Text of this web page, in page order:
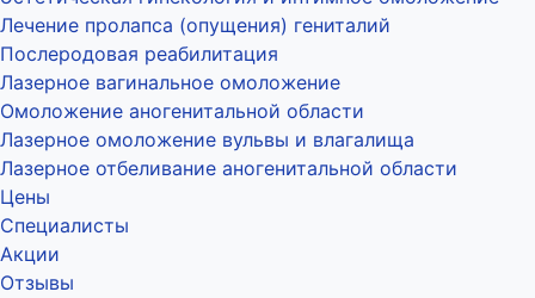
Лечение пролапса (опущения) гениталий
Послеродовая реабилитация
Лазерное вагинальное омоложение
Омоложение аногенитальной области
Лазерное омоложение вульвы и влагалища
Лазерное отбеливание аногенитальной области
Цены
Специалисты
Акции
Отзывы